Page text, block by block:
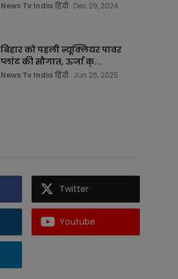
News Tv India हिंदी Dec 29, 2024
बिहार को पहली न्यूक्लियर पावर
प्लांट की सौगात, ऊर्जा क्...
News Tv India हिंदी Jun 26, 2025
Twitter
Youtube